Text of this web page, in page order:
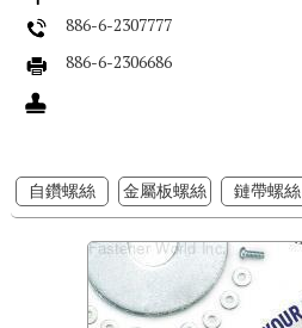
886-6-2307777
886-6-2306686
自鑽螺絲 金屬板螺絲 鏈帶螺絲